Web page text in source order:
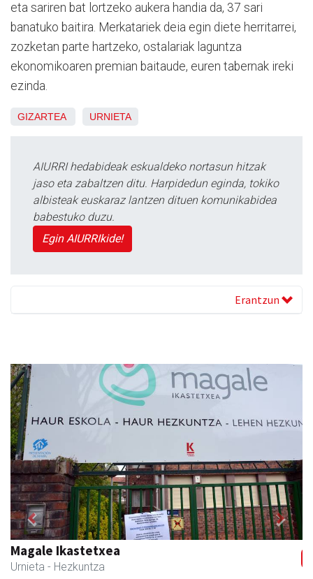
eta sariren bat lortzeko aukera handia da, 37 sari
banatuko baitira. Merkatariek deia egin diete herritarrei,
zozketan parte hartzeko, ostalariak laguntza
ekonomikoaren premian baitaude, euren tabernak ireki
ezinda.
GIZARTEA URNIETA
AIURRI hedabideak eskualdeko nortasun hitzak
jaso eta zabaltzen ditu. Harpidedun eginda, tokiko
albisteak euskaraz lantzen dituen komunikabidea
babestuko duzu.
Egin AIURRIkide!
Erantzun
Magale Ikastetxea
Urnieta - Hezkuntza
Previous Next